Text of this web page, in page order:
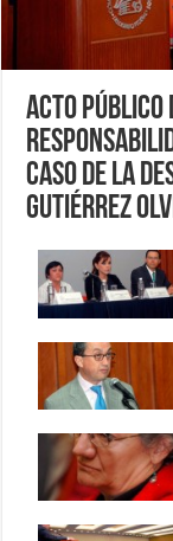
Acto Público
Caso de la
Gutiérrez